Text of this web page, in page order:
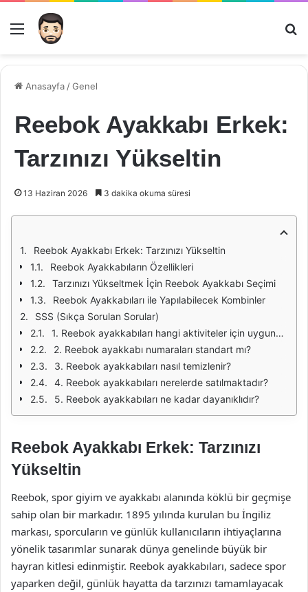
Menü
Anasayfa /Genel
Reebok Ayakkabı Erkek:
Tarzınızı Yükseltin
13 Haziran 2026 3 dakika okuma süresi
Reebok Ayakkabı Erkek: Tarzınızı Yükseltin
Reebok Ayakkabıların Özellikleri
Tarzınızı Yükseltmek İçin Reebok Ayakkabı Seçimi
Reebok Ayakkabıları ile Yapılabilecek Kombinler
SSS (Sıkça Sorulan Sorular)
1. Reebok ayakkabıları hangi aktiviteler için uygundur?
2. Reebok ayakkabı numaraları standart mı?
3. Reebok ayakkabıları nasıl temizlenir?
4. Reebok ayakkabıları nerelerde satılmaktadır?
5. Reebok ayakkabıları ne kadar dayanıklıdır?
Reebok Ayakkabı Erkek: Tarzınızı
Yükseltin
Reebok, spor giyim ve ayakkabı alanında köklü bir geçmişe
sahip olan bir markadır. 1895 yılında kurulan bu İngiliz
markası, sporcuların ve günlük kullanıcıların ihtiyaçlarına
yönelik tasarımlar sunarak dünya genelinde büyük bir
hayran kitlesi edinmiştir. Reebok ayakkabıları, sadece spor
yaparken değil, günlük hayatta da tarzınızı tamamlayacak